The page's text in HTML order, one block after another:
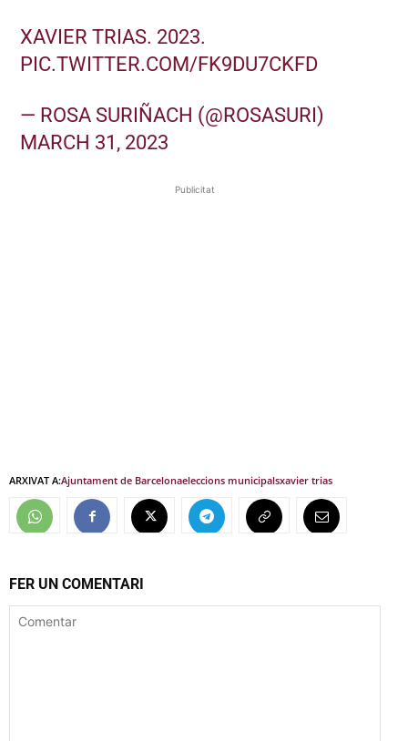
XAVIER TRIAS. 2023.
PIC.TWITTER.COM/FK9DU7CKFD
— ROSA SURIÑACH (@ROSASURI)
MARCH 31, 2023
Publicitat
ARXIVAT A:Ajuntament de Barcelonaeleccions municipalsxavier trias
FER UN COMENTARI